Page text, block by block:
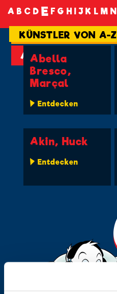
A B C D E F G H J K L M N
KÜNSTLER VON A-Z
A Abella
Bresco,
Marçal
Entdecken
Akin, Huck
Entdecken